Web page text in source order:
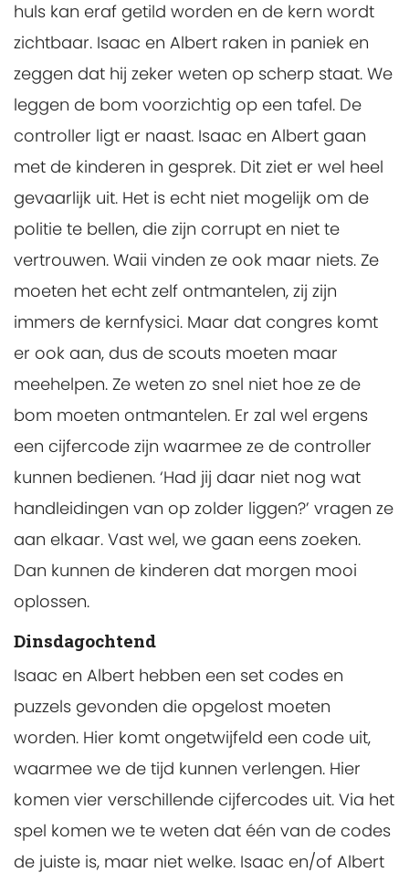
huls kan eraf getild worden en de kern wordt
zichtbaar. Isaac en Albert raken in paniek en
zeggen dat hij zeker weten op scherp staat. We
leggen de bom voorzichtig op een tafel. De
controller ligt er naast. Isaac en Albert gaan
met de kinderen in gesprek. Dit ziet er wel heel
gevaarlijk uit. Het is echt niet mogelijk om de
politie te bellen, die zijn corrupt en niet te
vertrouwen. Waii vinden ze ook maar niets. Ze
moeten het echt zelf ontmantelen, zij zijn
immers de kernfysici. Maar dat congres komt
er ook aan, dus de scouts moeten maar
meehelpen. Ze weten zo snel niet hoe ze de
bom moeten ontmantelen. Er zal wel ergens
een cijfercode zijn waarmee ze de controller
kunnen bedienen. ‘Had jij daar niet nog wat
handleidingen van op zolder liggen?’ vragen ze
aan elkaar. Vast wel, we gaan eens zoeken.
Dan kunnen de kinderen dat morgen mooi
oplossen.
Dinsdagochtend
Isaac en Albert hebben een set codes en
puzzels gevonden die opgelost moeten
worden. Hier komt ongetwijfeld een code uit,
waarmee we de tijd kunnen verlengen. Hier
komen vier verschillende cijfercodes uit. Via het
spel komen we te weten dat één van de codes
de juiste is, maar niet welke. Isaac en/of Albert